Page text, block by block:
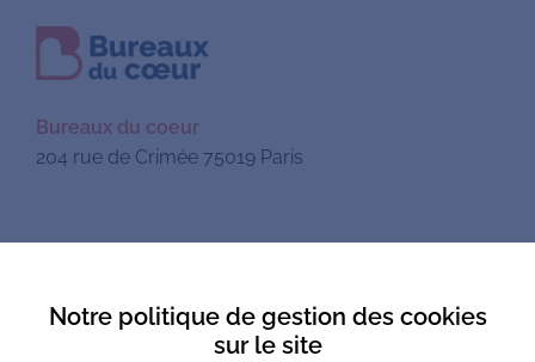
Bureaux du coeur
204 rue de Crimée 75019 Paris
Politique de confidentialité
Notre politique de gestion des cookies
sur le site